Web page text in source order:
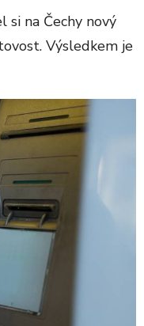
na Čechy nový
Výsledkem je